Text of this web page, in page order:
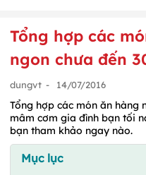
Tổng hợp các
ngon chưa đến
dungvt - 14/07/2016
Tổng hợp các món ăn hàng
mâm cơm gia đình bạn tối
bạn tham khảo ngay nào.
Mục lục